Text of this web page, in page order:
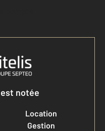
compte
notée
Location
Gestion